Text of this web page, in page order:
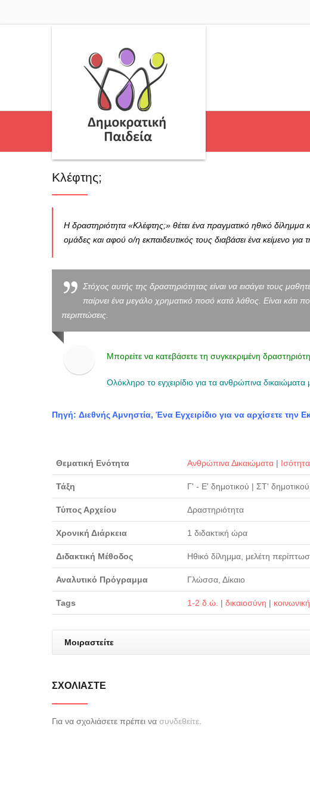
Κλέφτης;
Η δραστηριότητα «Κλέφτης;» θέτει ένα πραγματικό ηθικό δίλημμα
ομάδες και αφού ο/η εκπαιδευτικός τους διαβάσει ένα κείμενο
Στόχος αυτής της δραστηριότητας είναι να εισάγει τους
παίρνει ένα μεγάλο χρηματικό ποσό κατά λάθος. Είναι
περιπτώσεις.
Μπορείτε να κατεβάσετε τη συγκεκριμένη
Ολόκληρο το εγχειρίδιο για τα ανθρώπινα δικαιώματα
Πηγή: Διεθνής Αμνηστία, Ένα Εγχειρίδιο για να αρχίσετε
Θεματική Ενότητα Ανθρώπινα Δικαιώματα |
Τάξη Γ' - Ε' δημοτικού | ΣΤ'
Τύπος Αρχείου Δραστηριότητα
Χρονική Διάρκεια 1 διδακτική ώρα
Διδακτική Μέθοδος Ηθικό δίλημμα, μελέτη
Αναλυτικό Πρόγραμμα Γλώσσα, Δίκαιο
Tags 1-2 δ.ώ. | δικαιοσύνη |
Μοιραστείτε
ΣΧΟΛΙΆΣΤΕ
Για να σχολιάσετε πρέπει να συνδεθείτε